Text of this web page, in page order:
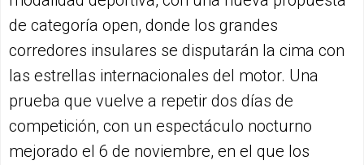
de categoría open, donde los grandes
corredores insulares se disputarán la cima con
las estrellas internacionales del motor. Una
prueba que vuelve a repetir dos días de
competición, con un espectáculo nocturno
mejorado el 6 de noviembre, en el que los